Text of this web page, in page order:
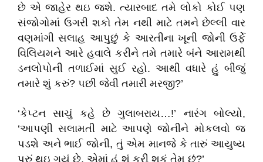
છે એ જાહેર થઇ જશે. ત્યારબાદ તમે લોકો કોઈ પણ
સંજોગોમાં ઉગરી શકો તેમ નથી માટે તમને છેલ્લી વાર
વણમાંગી સલાહ આપુછું કે આરતીના ખૂની જોની ઉર્ફે
વિલિયમને આરે હવાલે કરીને તમે તમારે બંને આરામથી
ડનલોપોની તળાઈમાં સુઈ રહો. આથી વધારે હું બીજું
તમારે શું કરું? પછી જેવી તમારી મરજી?’
‘કેપ્ટન સાચું કહે છે ગુલાબરાય…!’ નારંગ બોલ્યો,
‘આપણી સલામતી માટે આપણે જોનીને મોકલવો જ
પડશે અને ભાઈ જોની, તું એમ માનજે કે તારું આયુષ્ય
પૂરું થઇ ગયું છે. એમાં હું શું કરી શકું તેમ છું?’